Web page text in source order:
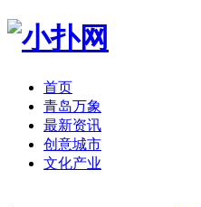
首页
青岛万象
最新资讯
创意城市
文化产业